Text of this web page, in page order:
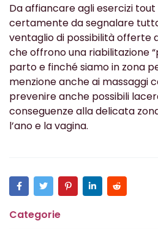
Da affiancare agli esercizi
certamente da segnalare
ventaglio di possibilità offerte
che offrono una riabilitazione
parto e finché siamo in zona
menzione anche ai massaggi
prevenire anche possibili
conseguenze alla delicata
l’ano e la vagina.
Categorie